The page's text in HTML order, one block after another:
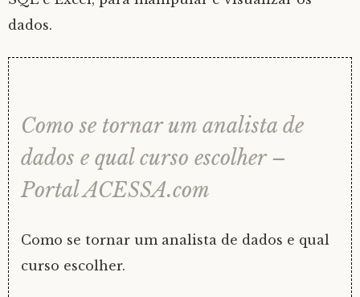
dados.
Como se tornar um analista de
dados e qual curso escolher –
Portal ACESSA.com
Como se tornar um analista de dados e qual
curso escolher.